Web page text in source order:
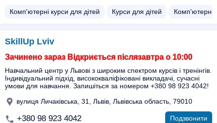
Комп'ютерні курси для дітей Курси для дітей Комп'ютерні
SkillUp Lviv
Зачинено зараз Відкриється післязавтра о 10:00
Навчальний центр у Львові з широким спектром курсів і тренінгів.
Індивідуальний підхід, висококваліфіковані викладачі, сучасні
умови для навчання. Запишіться за номером +380 98 923 4042!
вулиця Личаківська, 31, Львів, Львівська область, 79010
+380 98 923 4042 Подзвонити